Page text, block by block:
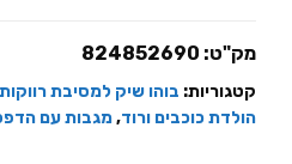
פרחיםמק"ט: 824852690
קטגוריות: בוהו שיק למסיבת רווקות
הולדת כוכבים ורוד,מגבות עם